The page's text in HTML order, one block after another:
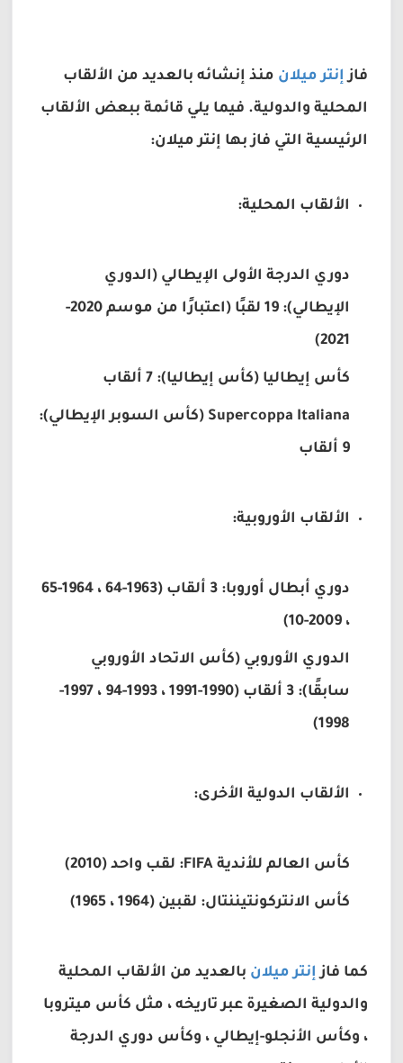
فاز إنتر ميلان منذ إنشائه بالعديد من الألقاب
المحلية والدولية. فيما يلي قائمة ببعض الألقاب
الرئيسية التي فاز بها إنتر ميلان:
الألقاب المحلية:
دوري الدرجة الأولى الإيطالي (الدوري
الإيطالي): 19 لقبًا (اعتبارًا من موسم 2020-
2021)
كأس إيطاليا (كأس إيطاليا): 7 ألقاب
Supercoppa Italiana (كأس السوبر الإيطالي):
9 ألقاب
الألقاب الأوروبية:
دوري أبطال أوروبا: 3 ألقاب (1963-64 ، 1964-65
، 2009-10)
الدوري الأوروبي (كأس الاتحاد الأوروبي
سابقًا): 3 ألقاب (1990-1991 ، 1993-94 ، 1997-
1998)
الألقاب الدولية الأخرى:
كأس العالم للأندية FIFA: لقب واحد (2010)
كأس الانتركونتيننتال: لقبين (1964 ، 1965)
كما فاز إنتر ميلان بالعديد من الألقاب المحلية
والدولية الصغيرة عبر تاريخه ، مثل كأس ميتروبا
، وكأس الأنجلو-إيطالي ، وكأس دوري الدرجة